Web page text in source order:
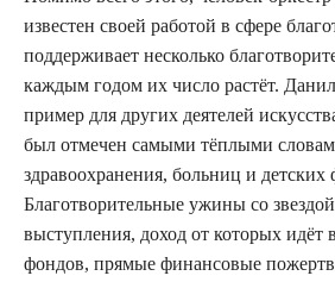
известен своей работой в сфере
поддерживает несколько
каждым годом их число растёт.
пример для других деятелей
был отмечен самыми тёплыми
здравоохранения, больниц и детских
Благотворительные ужины со
выступления, доход от которых идёт
фондов, прямые финансовые